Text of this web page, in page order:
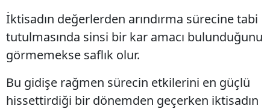
İktisadın değerlerden arındırma sürecine tabi
tutulmasında sinsi bir kar amacı bulunduğunu
görmemekse saflık olur.
Bu gidişe rağmen sürecin etkilerini en güçlü
hissettirdiği bir dönemden geçerken iktisadın